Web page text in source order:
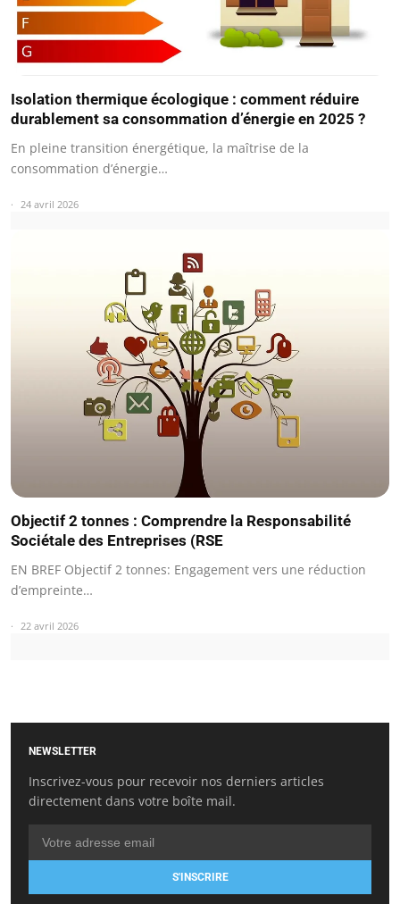
Isolation thermique écologique : comment réduire
durablement sa consommation d’énergie en 2025 ?
En pleine transition énergétique, la maîtrise de la
consommation d’énergie…
24 avril 2026
Objectif 2 tonnes : Comprendre la Responsabilité
Sociétale des Entreprises (RSE
EN BREF Objectif 2 tonnes: Engagement vers une réduction
d’empreinte…
22 avril 2026
NEWSLETTER
Inscrivez-vous pour recevoir nos derniers articles
directement dans votre boîte mail.
S'INSCRIRE